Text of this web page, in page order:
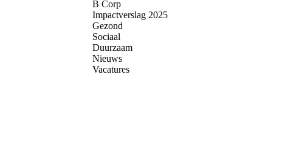
B Corp
Impactverslag 2025
Gezond
Sociaal
Duurzaam
Nieuws
Vacatures